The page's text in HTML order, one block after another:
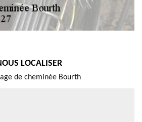
LOCALISER
de cheminée Bourth